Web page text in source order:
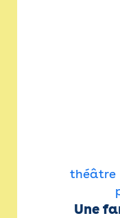
théâtre
Une